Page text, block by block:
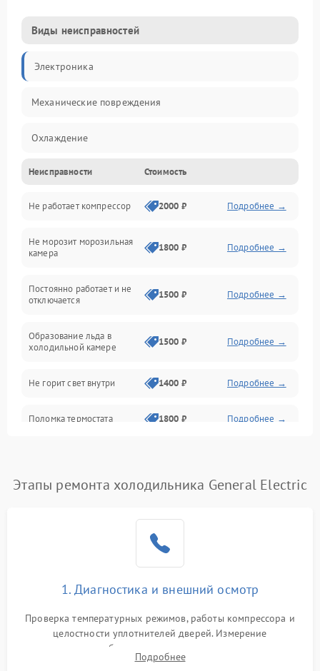
Виды неисправностей
Электроника
Механические повреждения
Охлаждение
Механика
Электропитание
Дренаж
Неисправности Стоимость
Не работает компрессор 2000 ₽ Подробнее →
Не морозит морозильная
камера
1800 ₽ Подробнее →
Постоянно работает и не
отключается
1500 ₽ Подробнее →
Образование льда в
холодильной камере
1500 ₽ Подробнее →
Не горит свет внутри 1400 ₽ Подробнее →
Поломка термостата 1800 ₽ Подробнее →
Поломка системы No Frost 2600 ₽ Подробнее →
работе
2000 ₽ Подробнее →
1000 ₽
Этапы ремонта холодильника General Electric
1. Диагностика и внешний осмотр
Проверка температурных режимов, работы компрессора и
целостности уплотнителей дверей. Измерение
сопротивления обмоток мотора, проверка термостата и
считывание кодов ошибок с электронного дисплея.
Подробнее